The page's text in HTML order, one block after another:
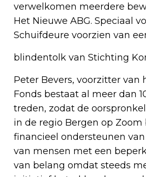
verwelkomen meerdere
Het Nieuwe ABG. Speciaal
Schuifdeure voorzien van
blindentolk van Stichting
Peter Bevers, voorzitter van
Fonds bestaat al meer dan
treden, zodat de
in de regio Bergen op
financieel ondersteunen
van mensen met een
van belang omdat steeds